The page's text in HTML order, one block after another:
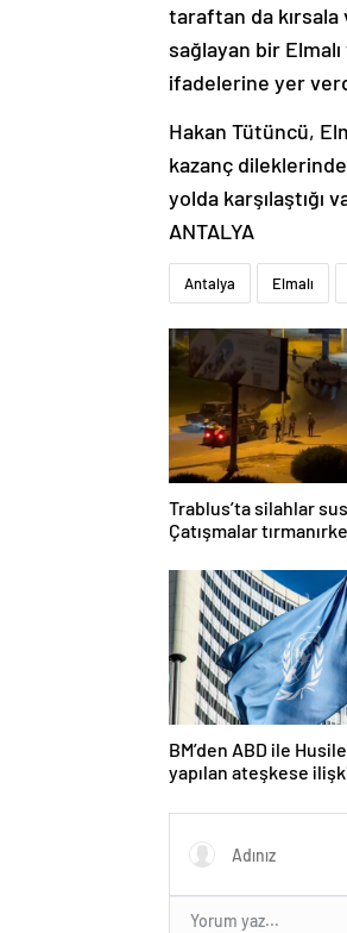
taraftan da
sağlayan bir
ifadelerine yer
Hakan Tütüncü,
kazanç
yolda karşılaştığı
ANTALYA
Antalya Elmalı
Trablus’ta silahlar
Çatışmalar
BM’den ABD ile
yapılan ateşkese